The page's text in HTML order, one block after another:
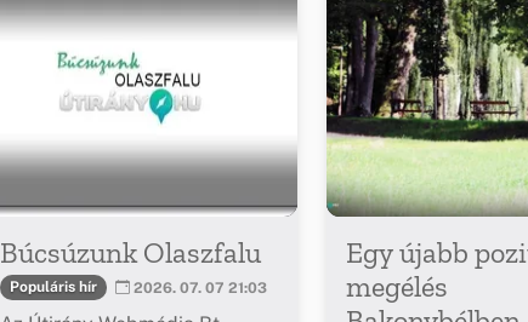
Búcsúzunk Olaszfalu
Populáris hír 2026. 07. 07 21:03
Egy újabb
megélés